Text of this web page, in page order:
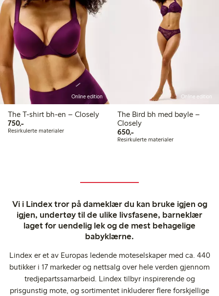
Online edition
The T-shirt bh-en – Closely
750,-750,00 kr
Resirkulerte materialer
Online edition
The Bird bh med bøyle –
Closely
650,-650,00 kr
Resirkulerte materialer
Vi i Lindex tror på dameklær du kan bruke igjen og
igjen, undertøy til de ulike livsfasene, barneklær
laget for uendelig lek og de mest behagelige
babyklærne.
Lindex er et av Europas ledende moteselskaper med ca. 440
butikker i 17 markeder og nettsalg over hele verden gjennom
tredjepartssamarbeid. Lindex tilbyr inspirerende og
prisgunstig mote, og sortimentet inkluderer flere forskjellige